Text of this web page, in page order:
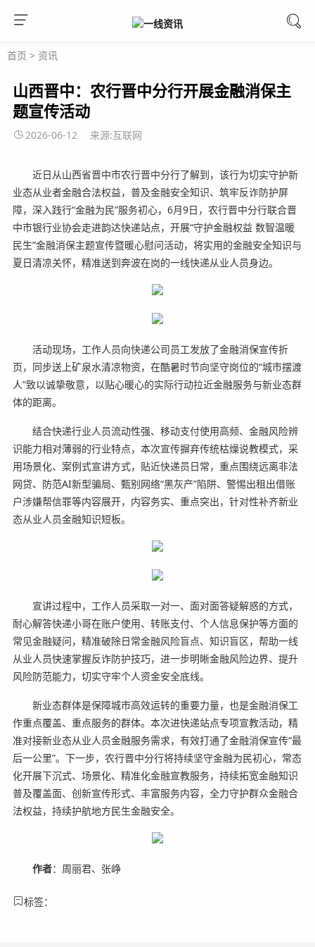
首页 > 资讯
山西晋中：农行晋中分行开展金融消保主
题宣传活动
2026-06-12 来源:互联网
近日从山西省晋中市农行晋中分行了解到，该行为切实守护新
业态从业者金融合法权益，普及金融安全知识、筑牢反诈防护屏
障，深入践行“金融为民”服务初心，6月9日，农行晋中分行联合晋
中市银行业协会走进韵达快递站点，开展“守护金融权益 数智温暖
民生”金融消保主题宣传暨暖心慰问活动，将实用的金融安全知识与
夏日清凉关怀，精准送到奔波在岗的一线快递从业人员身边。
活动现场，工作人员向快递公司员工发放了金融消保宣传折
页，同步送上矿泉水清凉物资，在酷暑时节向坚守岗位的“城市摆渡
人”致以诚挚敬意，以贴心暖心的实际行动拉近金融服务与新业态群
体的距离。
结合快递行业人员流动性强、移动支付使用高频、金融风险辨
识能力相对薄弱的行业特点，本次宣传摒弃传统枯燥说教模式，采
用场景化、案例式宣讲方式，贴近快递员日常，重点围绕远离非法
网贷、防范AI新型骗局、甄别网络“黑灰产”陷阱、警惕出租出借账
户涉嫌帮信罪等内容展开，内容务实、重点突出，针对性补齐新业
态从业人员金融知识短板。
宣讲过程中，工作人员采取一对一、面对面答疑解惑的方式，
耐心解答快递小哥在账户使用、转账支付、个人信息保护等方面的
常见金融疑问，精准破除日常金融风险盲点、知识盲区，帮助一线
从业人员快速掌握反诈防护技巧，进一步明晰金融风险边界、提升
风险防范能力，切实守牢个人资金安全底线。
新业态群体是保障城市高效运转的重要力量，也是金融消保工
作重点覆盖、重点服务的群体。本次进快递站点专项宣教活动，精
准对接新业态从业人员金融服务需求，有效打通了金融消保宣传“最
后一公里”。下一步，农行晋中分行将持续坚守金融为民初心，常态
化开展下沉式、场景化、精准化金融宣教服务，持续拓宽金融知识
普及覆盖面、创新宣传形式、丰富服务内容，全力守护群众金融合
法权益，持续护航地方民生金融安全。
作者：周丽君、张峥
标签：